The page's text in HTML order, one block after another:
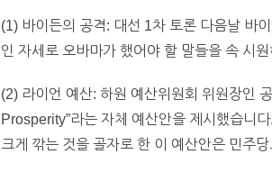
(1) 바이든의 공격: 대선 1차 토론 다음날 바
인 자세로 오바마가 했어야 할 말들을 속 시
(2) 라이언 예산: 하원 예산위원회 위원장인
Prosperity”라는 자체 예산안을 제시했습니
크게 깎는 것을 골자로 한 이 예산안은 민주